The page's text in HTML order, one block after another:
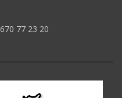
670 77 23 20